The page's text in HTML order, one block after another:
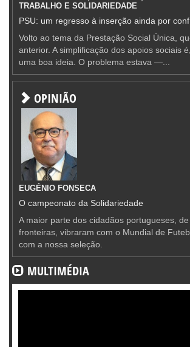
TRABALHO E SOLIDARIEDADE
PSU: um regresso à inserção ainda por
Volto ao tema da Prestação Social Única,
anterior. A simplificação dos apoios sociais
uma boa ideia. O problema estava —...
OPINIÃO
EUGÉNIO FONSECA
O campeonato da Solidariedade
A maior parte dos cidadãos portugueses,
fronteiras, vibraram com o Mundial de
com a nossa seleção.
MULTIMÉDIA